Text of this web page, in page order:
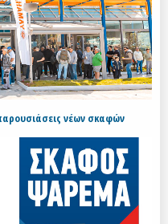
νέων σκαφών